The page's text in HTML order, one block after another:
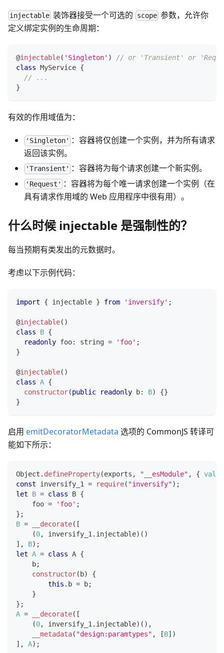
injectable 装饰器接受一个可选的 scope参数，允许你
定义绑定实例的生命周期：
@injectable( 'Singleton' )
// or 'Transient' or
class MyService {
// ...
}
有效的作用域值为：
'Singleton' ：容器将仅创建一个实例，并为所有请求
返回该实例。
'Transient' ：容器将为每个请求创建一个新实例。
'Request' ：容器将为每个唯一请求创建一个实例（在
具有请求作用域的 Web 应用程序中很有用）。
什么时候 injectable 是强制性的？
每当预期有类发出的元数据时。
考虑以下示例代码：
import { injectable } from 'inversify' ;
@injectable( )
class
B {
readonly foo: string = 'foo' ;
}
@injectable( )
class A {
constructor(public readonly b: B) {}
}
启用 emitDecoratorMetadata 选项的 CommonJS 转译可
能如下所示：
Object . defineProperty(exports , "__esModule" , { value
const inversify_1 = require( "inversify") ;
let
B = class B {
    foo
= 'foo' ;
} ;
B = __decorate( [
(0, inversify_1 . injectable) ( )
] , B) ;
let A = class A {
    b
;
constructor( b)
{
this . b = b;
}
} ;
A = __decorate( [
(0, inversify_1 . injectable) ( ) ,
__metadata( "design:paramtypes" , [B] )
] , A) ;